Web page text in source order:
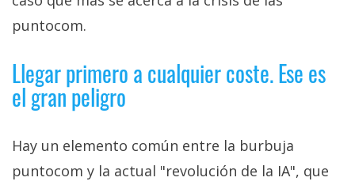
puntocom.
Llegar primero a cualquier coste. Ese es
el gran peligro
Hay un elemento común entre la burbuja
puntocom y la actual "revolución de la IA", que